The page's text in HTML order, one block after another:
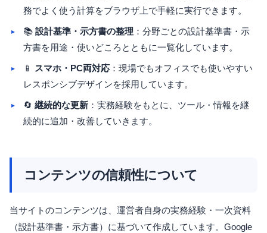
務でよく使う計算をブラウザ上で手軽に実行できます。
📚 設計基準・示方書の整理 ：分野ごとの設計基準書・示
方書を用途・使いどころとともに一覧化しています。
📱 スマホ・PC両対応 ：現場でもオフィスでも使いやすい
レスポンシブデザインを採用しています。
🔄 継続的な更新 ：実務経験をもとに、ツール・情報を継
続的に追加・改善していきます。
コンテンツの信頼性について
当サイトのコンテンツは、運営者自身の実務経験・一次資料
（設計基準書・示方書）に基づいて作成しています。Google